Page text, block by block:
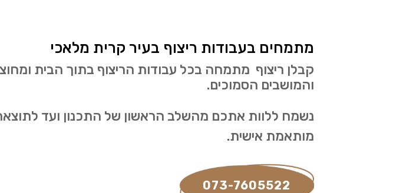
מתמחים בעבודות ריצוף בעיר קרית מלאכי
קבלן ריצוף מתמחה בכל עבודות הריצוף בתוך הבית
והמושבים הסמוכים.
נשמח ללוות אתכם מהשלב הראשון של התכנון ועד
מותאמת אישית.
073-7605522